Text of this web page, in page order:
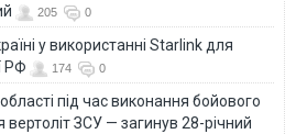
205 0
у використанні Starlink для
РФ
174 0
під час виконання бойового
ЗСУ — загинув 28-річний